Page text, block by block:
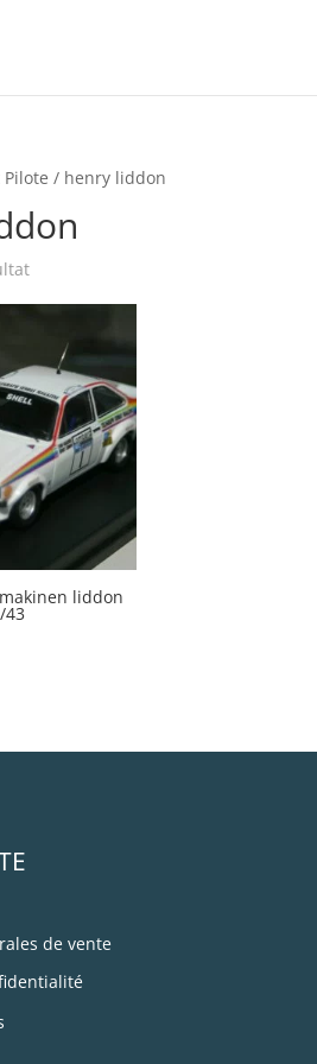
/ henry liddon
liddon
43
de vente